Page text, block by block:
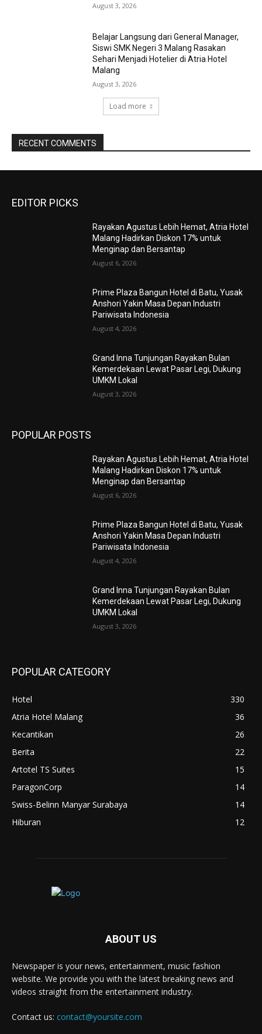
August 3, 2026
Belajar Langsung dari General Manager,
Siswi SMK Negeri 3 Malang Rasakan
Sehari Menjadi Hotelier di Atria Hotel
Malang
August 3, 2026
Load more
RECENT COMMENTS
EDITOR PICKS
Rayakan Agustus Lebih Hemat, Atria Hotel
Malang Hadirkan Diskon 17% untuk
Menginap dan Bersantap
August 6, 2026
Prime Plaza Bangun Hotel di Batu, Yusak
Anshori Yakin Masa Depan Industri
Pariwisata Indonesia
August 4, 2026
Grand Inna Tunjungan Rayakan Bulan
Kemerdekaan Lewat Pasar Legi, Dukung
UMKM Lokal
August 3, 2026
POPULAR POSTS
Rayakan Agustus Lebih Hemat, Atria Hotel
Malang Hadirkan Diskon 17% untuk
Menginap dan Bersantap
August 6, 2026
Prime Plaza Bangun Hotel di Batu, Yusak
Anshori Yakin Masa Depan Industri
Pariwisata Indonesia
August 4, 2026
Grand Inna Tunjungan Rayakan Bulan
Kemerdekaan Lewat Pasar Legi, Dukung
UMKM Lokal
August 3, 2026
POPULAR CATEGORY
Hotel
330
Atria Hotel Malang
36
Kecantikan
26
Berita
22
Artotel TS Suites
15
ParagonCorp
14
Swiss-Belinn Manyar Surabaya
14
Hiburan
12
ABOUT US
Newspaper is your news, entertainment, music fashion
website. We provide you with the latest breaking news and
videos straight from the entertainment industry.
Contact us: contact@yoursite.com